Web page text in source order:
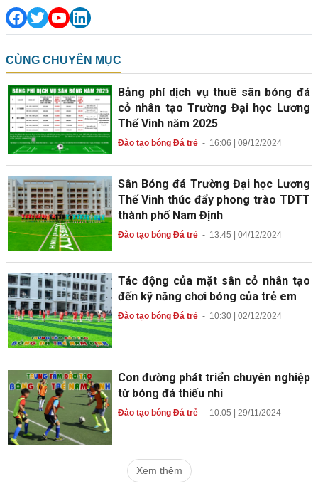
CÙNG CHUYÊN MỤC
Bảng phí dịch vụ thuê sân bóng đá
cỏ nhân tạo Trường Đại học Lương
Thế Vinh năm 2025
Đào tạo bóng Đá trẻ- 16:06 | 09/12/2024
Sân Bóng đá Trường Đại học Lương
Thế Vinh thúc đẩy phong trào TDTT
thành phố Nam Định
Đào tạo bóng Đá trẻ- 13:45 | 04/12/2024
Tác động của mặt sân cỏ nhân tạo
đến kỹ năng chơi bóng của trẻ em
Đào tạo bóng Đá trẻ- 10:30 | 02/12/2024
Con đường phát triển chuyên nghiệp
từ bóng đá thiếu nhi
Đào tạo bóng Đá trẻ- 10:05 | 29/11/2024
Xem thêm